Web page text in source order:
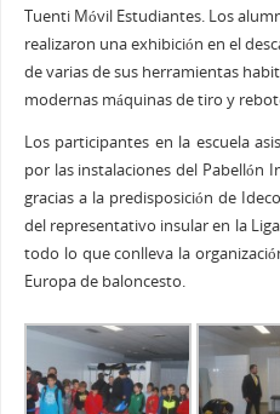
Tuenti Móvil Estudiantes. Los
realizaron una exhibición en el
de varias de sus herramientas
modernas máquinas de tiro y
Los participantes en la escuela
por las instalaciones del Pabellón
gracias a la predisposición de
del representativo insular en la
todo lo que conlleva la
Europa de baloncesto.